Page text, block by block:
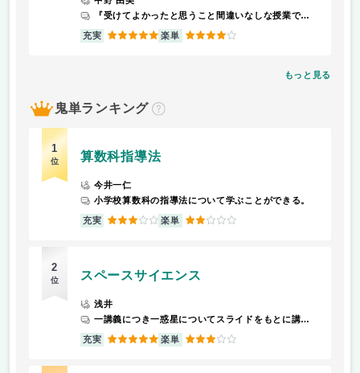
『受けてよかったと思うこと間違いなしな授業です！』ほぼ毎回グループ活動があります。同じ受講生同士で会話をしたり、グループでお題に取り組みます。とにかく楽しいです！授業を受けてからのお楽しみですが、先生が本当に明るい方で、受講生はみんな楽しそうに受けていました。電話の対応や、面接のマナーなど、実践的な内容もあり、大変勉強になりました。肝心のコミュニケーションスキルも回を重ねるごとに、自然と身に付きました。
充実 5 楽単 4
もっと見る
鬼単ランキング
？
1
位 算数科指導法
今井一仁
小学校算数科の指導法について学ぶことができる。
充実 3 楽単 2
2
位 スペースサイエンス
浅井
一講義につき一惑星についてスライドをもとに講義をうけ、出席カードに100文字程度の感想を記入する。
充実 5 楽単 3